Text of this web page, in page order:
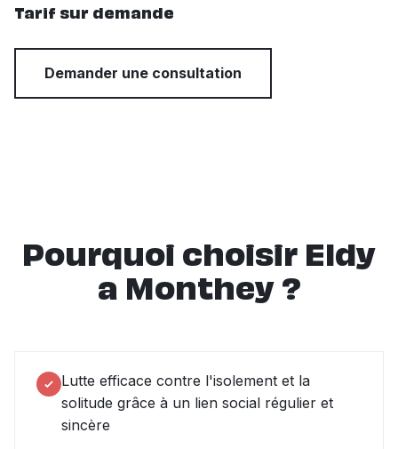
Tarif sur demande
Demander une consultation
Pourquoi choisir Eldy
a Monthey ?
Lutte efficace contre l'isolement et la
solitude grâce à un lien social régulier et
sincère